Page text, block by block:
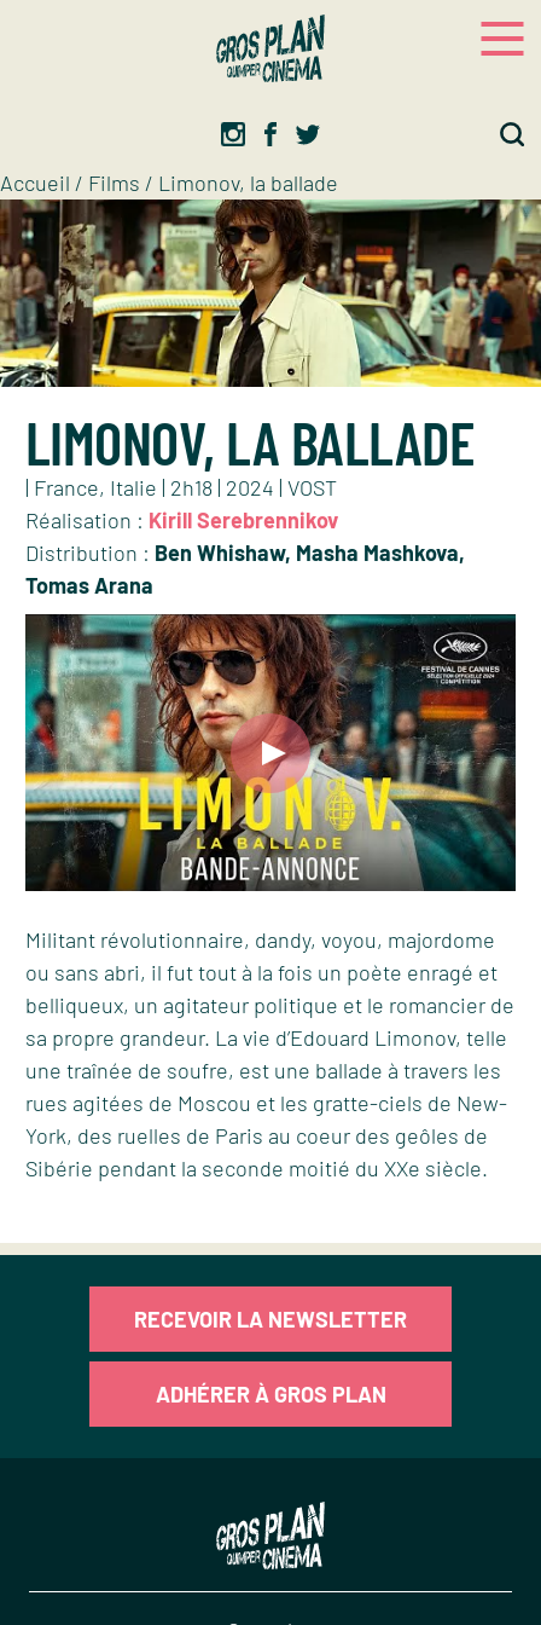
Accueil / Films / Limonov, la ballade
LIMONOV, LA BALLADE
| France, Italie | 2h18 | 2024 | VOST
Réalisation : Kirill Serebrennikov
Distribution : Ben Whishaw, Masha Mashkova,
Tomas Arana
Militant révolutionnaire, dandy, voyou, majordome
ou sans abri, il fut tout à la fois un poète enragé et
belliqueux, un agitateur politique et le romancier de
sa propre grandeur. La vie d’Edouard Limonov, telle
une traînée de soufre, est une ballade à travers les
rues agitées de Moscou et les gratte-ciels de New-
York, des ruelles de Paris au coeur des geôles de
Sibérie pendant la seconde moitié du XXe siècle.
RECEVOIR LA NEWSLETTER
ADHÉRER À GROS PLAN